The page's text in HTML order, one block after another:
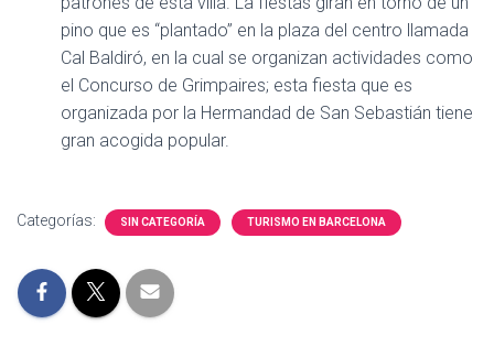
pino que es “plantado” en la plaza del centro llamada
Cal Baldiró, en la cual se organizan actividades como
el Concurso de Grimpaires; esta fiesta que es
organizada por la Hermandad de San Sebastián tiene
gran acogida popular.
Categorías: SIN CATEGORÍA TURISMO EN BARCELONA